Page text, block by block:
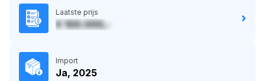
Laatste prijs
€ 100.000,-
Import
Ja, 2025